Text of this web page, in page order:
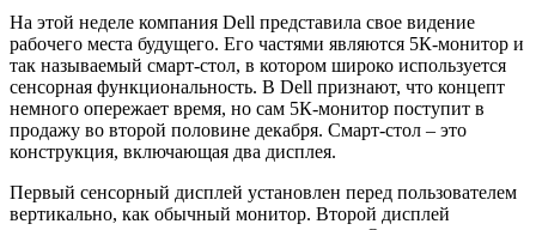
На этой неделе компания Dell представила свое видение
рабочего места будущего. Его частями являются 5К-монитор и
так называемый смарт-стол, в котором широко используется
сенсорная функциональность. В Dell признают, что концепт
немного опережает время, но сам 5К-монитор поступит в
продажу во второй половине декабря. Смарт-стол – это
конструкция, включающая два дисплея.
Первый сенсорный дисплей установлен перед пользователем
вертикально, как обычный монитор. Второй дисплей